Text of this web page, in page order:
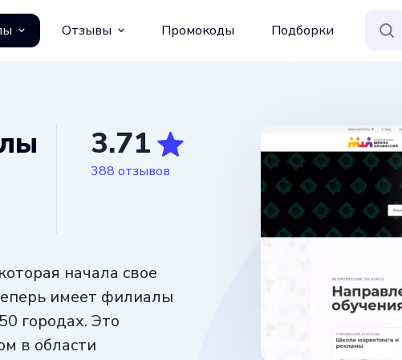
Отзывы Промокоды Подборки
3.71
388 отзывов
начала свое
имеет филиалы
городах. Это
в области